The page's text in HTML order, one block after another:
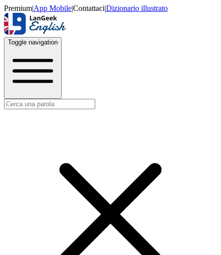
Premium|App Mobile|Contattaci|Dizionario illustrato
Toggle navigation